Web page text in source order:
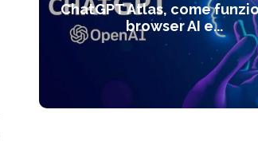
ChatGPT Atlas, come
browser AI e...